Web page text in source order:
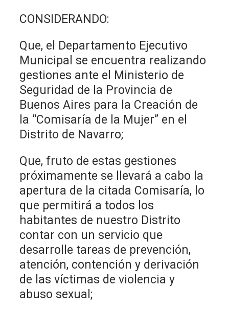
CONSIDERANDO:
Que, el Departamento Ejecutivo
Municipal se encuentra realizando
gestiones ante el Ministerio de
Seguridad de la Provincia de
Buenos Aires para la Creación de
la “Comisaría de la Mujer” en el
Distrito de Navarro;
Que, fruto de estas gestiones
próximamente se llevará a cabo la
apertura de la citada Comisaría, lo
que permitirá a todos los
habitantes de nuestro Distrito
contar con un servicio que
desarrolle tareas de prevención,
atención, contención y derivación
de las víctimas de violencia y
abuso sexual;